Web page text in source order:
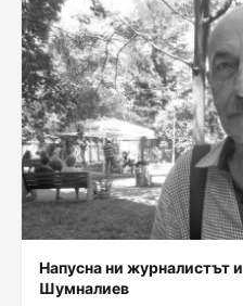
Напусна ни журналистът
Шумналиев